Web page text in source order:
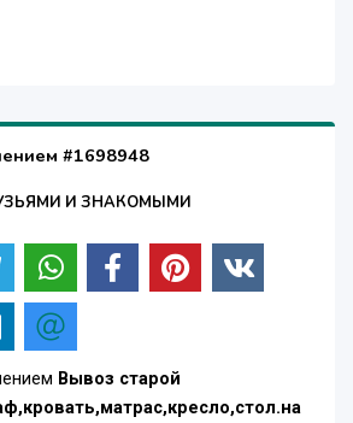
#1698948
И ЗНАКОМЫМИ
Вывоз старой